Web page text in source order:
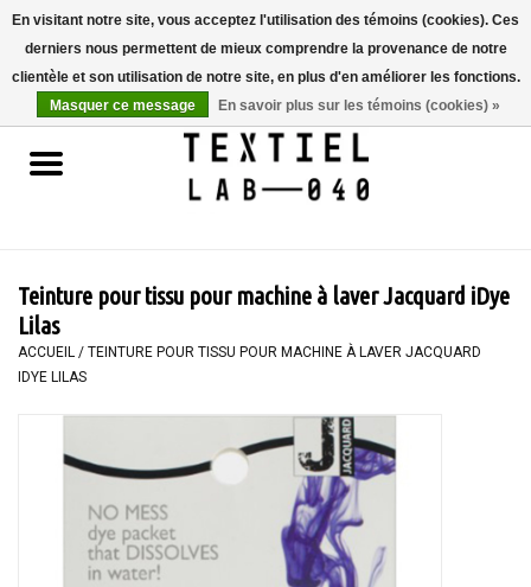
Accueil
LIVRES
PEINTURE
TEXTILE
SPECIALS
Teinture pour tissu pour machine à laver Jacquard iDye
Lilas
ACCUEIL / TEINTURE POUR TISSU POUR MACHINE À LAVER JACQUARD
IDYE LILAS
En visitant notre site, vous acceptez l'utilisation des témoins (cookies). Ces
derniers nous permettent de mieux comprendre la provenance de notre
clientèle et son utilisation de notre site, en plus d'en améliorer les fonctions.
Masquer ce message
En savoir plus sur les témoins (cookies) »